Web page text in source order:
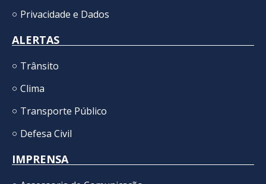
Privacidade e Dados
ALERTAS
Trânsito
Clima
Transporte Público
Defesa Civil
IMPRENSA